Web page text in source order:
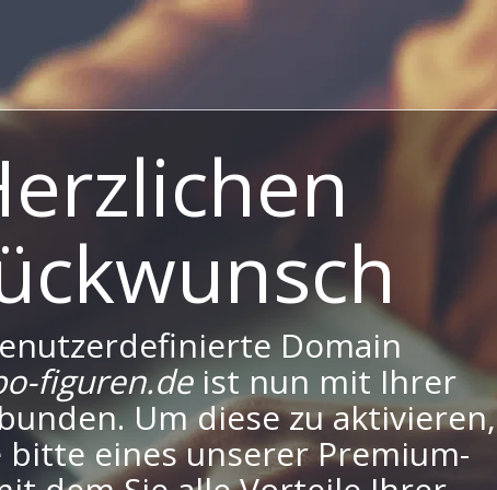
Domain
figuren.deist nun mit Ihrer
Um diese zu aktivieren,
bitte eines unserer Premium-